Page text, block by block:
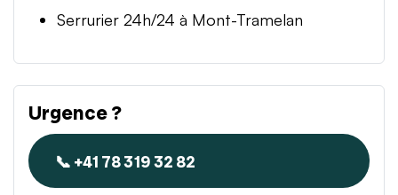
Serrurier 24h/24 à Mont-Tramelan
Urgence ?
📞 +41 78 319 32 82